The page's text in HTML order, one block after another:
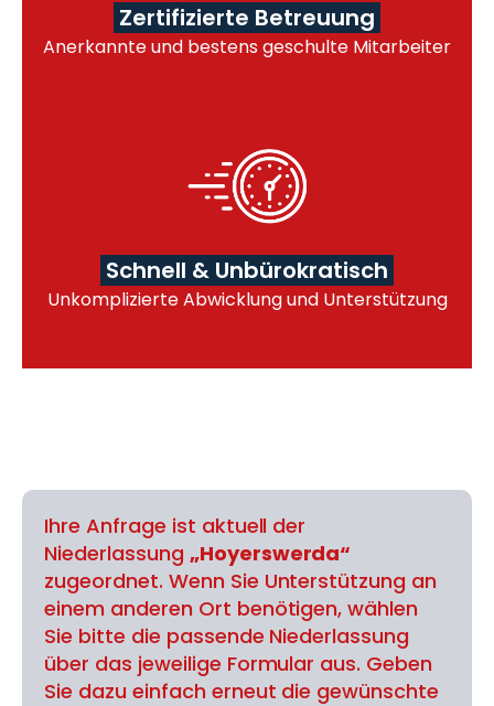
Zertifizierte Betreuung
Anerkannte und bestens geschulte Mitarbeiter
Schnell & Unbürokratisch
Unkomplizierte Abwicklung und Unterstützung
Ihre Anfrage ist aktuell der
Niederlassung „Hoyerswerda“
zugeordnet. Wenn Sie Unterstützung an
einem anderen Ort benötigen, wählen
Sie bitte die passende Niederlassung
über das jeweilige Formular aus. Geben
Sie dazu einfach erneut die gewünschte